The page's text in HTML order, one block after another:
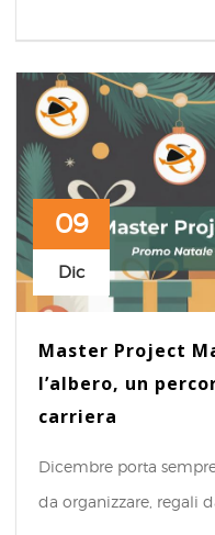
09
Dic
Master Project
l’albero, un
carriera
Dicembre porta
da organizzare, regali